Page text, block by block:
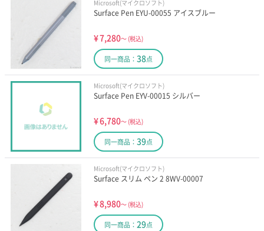
Microsoft(マイクロソフト)
Surface Pen EYU-00055 アイスブルー
¥7,280～ (税込)
同一商品： 38点
Microsoft(マイクロソフト)
Surface Pen EYV-00015 シルバー
¥6,780～ (税込)
同一商品： 39点
Microsoft(マイクロソフト)
Surface スリム ペン 2 8WV-00007
¥8,980～ (税込)
同一商品： 29点